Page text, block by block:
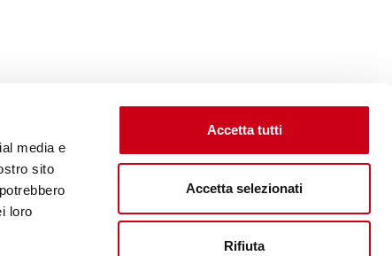
media e
sito
loro
Accetta tutti
Accetta selezionati
Rifiuta